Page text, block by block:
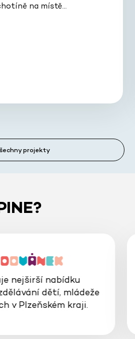
na místě…
projekty
nejširší nabídku
dětí, mládeže
v Plzeňském kraji.